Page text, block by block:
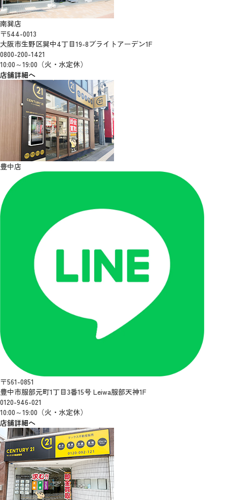
南巽店
〒544-0013
大阪市生野区巽中4丁目19-8ブライトアーデン1F
0800-200-1421
10:00～19:00（火・水定休）
店舗詳細へ
豊中店
〒561-0851
豊中市服部元町1丁目3番15号 Leiwa服部天神1F
0120-946-021
10:00～19:00（火・水定休）
店舗詳細へ